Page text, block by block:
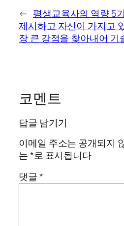
← 평생교육사의 역량 5
제시하고 자신이 가지고
장 큰 강점을 찾아내어 기
코멘트
답글 남기기
이메일 주소는 공개되지
는*로 표시됩니다
댓글*